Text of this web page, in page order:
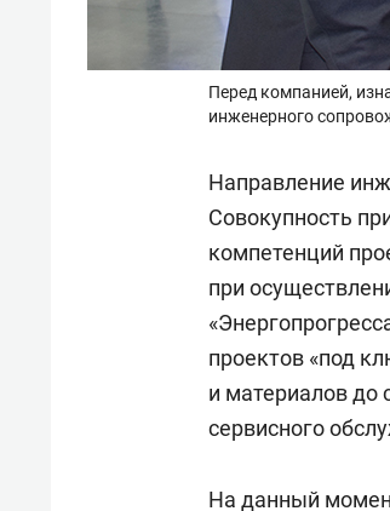
Перед компанией,
инженерного
Направление
Совокупность
компетенций
при
проектов «под
и материалов до
сервисного
На данный